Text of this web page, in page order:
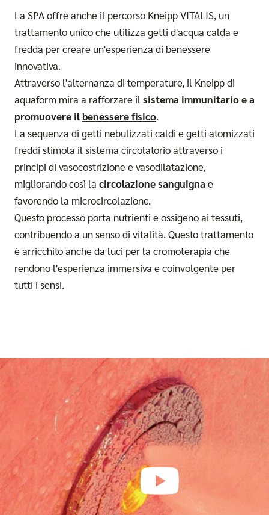
La SPA offre anche il percorso Kneipp VITALIS, un
trattamento unico che utilizza getti d'acqua calda e
fredda per creare un'esperienza di benessere
innovativa.
Attraverso l'alternanza di temperature, il Kneipp di
aquaform mira a rafforzare il sistema immunitario e a
promuovere ilbenessere fisico.
La sequenza di getti nebulizzati caldi e getti atomizzati
freddi stimola il sistema circolatorio attraverso i
principi di vasocostrizione e vasodilatazione,
migliorando così la circolazione sanguigna e
favorendo la microcircolazione.
Questo processo porta nutrienti e ossigeno ai tessuti,
contribuendo a un senso di vitalità. Questo trattamento
è arricchito anche da luci per la cromoterapia che
rendono l'esperienza immersiva e coinvolgente per
tutti i sensi.